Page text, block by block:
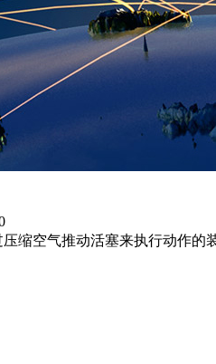
缩空气推动活塞来执行动作的